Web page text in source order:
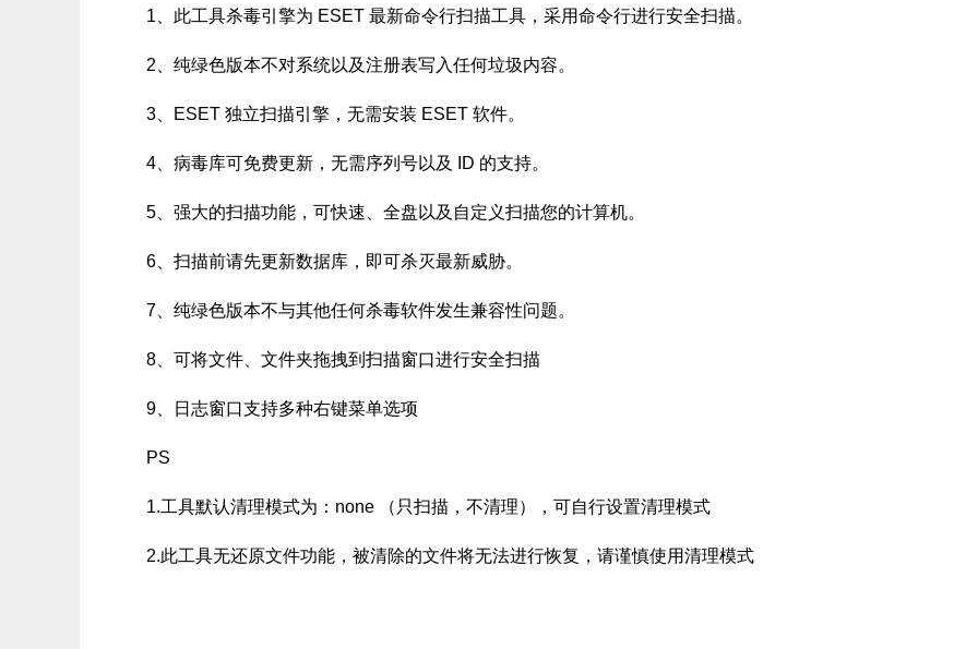
1、此工具杀毒引擎为 ESET 最新命令行扫描工具，采用命令行进行安全扫描。
2、纯绿色版本不对系统以及注册表写入任何垃圾内容。
3、ESET 独立扫描引擎，无需安装 ESET 软件。
4、病毒库可免费更新，无需序列号以及 ID 的支持。
5、强大的扫描功能，可快速、全盘以及自定义扫描您的计算机。
6、扫描前请先更新数据库，即可杀灭最新威胁。
7、纯绿色版本不与其他任何杀毒软件发生兼容性问题。
8、可将文件、文件夹拖拽到扫描窗口进行安全扫描
9、日志窗口支持多种右键菜单选项
PS
1.工具默认清理模式为：none （只扫描，不清理），可自行设置清理模式
2.此工具无还原文件功能，被清除的文件将无法进行恢复，请谨慎使用清理模式